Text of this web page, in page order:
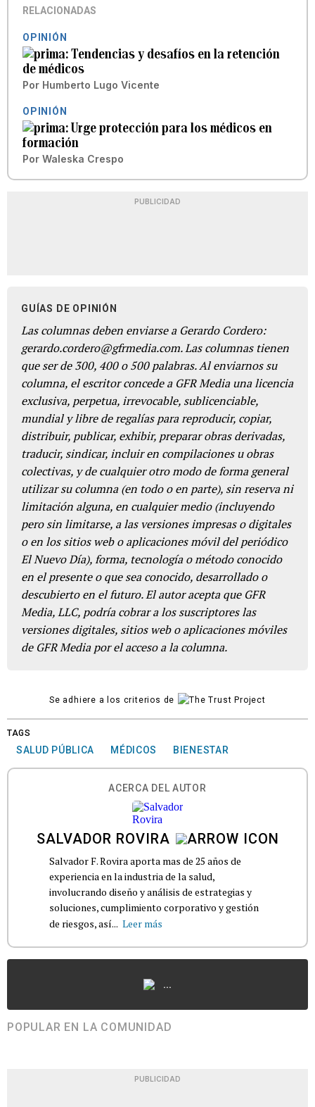
RELACIONADAS
OPINIÓN
Tendencias y desafíos en la retención
de médicos
Por Humberto Lugo Vicente
OPINIÓN
Urge protección para los médicos en
formación
Por Waleska Crespo
PUBLICIDAD
GUÍAS DE OPINIÓN
Las columnas deben enviarse a Gerardo Cordero:
gerardo.cordero@gfrmedia.com. Las columnas tienen
que ser de 300, 400 o 500 palabras. Al enviarnos su
columna, el escritor concede a GFR Media una licencia
exclusiva, perpetua, irrevocable, sublicenciable,
mundial y libre de regalías para reproducir, copiar,
distribuir, publicar, exhibir, preparar obras derivadas,
traducir, sindicar, incluir en compilaciones u obras
colectivas, y de cualquier otro modo de forma general
utilizar su columna (en todo o en parte), sin reserva ni
limitación alguna, en cualquier medio (incluyendo
pero sin limitarse, a las versiones impresas o digitales
o en los sitios web o aplicaciones móvil del periódico
El Nuevo Día), forma, tecnología o método conocido
en el presente o que sea conocido, desarrollado o
descubierto en el futuro. El autor acepta que GFR
Media, LLC, podría cobrar a los suscriptores las
versiones digitales, sitios web o aplicaciones móviles
de GFR Media por el acceso a la columna.
Se adhiere a los criterios de
TAGS
SALUD PÚBLICA MÉDICOS BIENESTAR
ACERCA DEL AUTOR
SALVADOR ROVIRA
Salvador F. Rovira aporta mas de 25 años de
experiencia en la industria de la salud,
involucrando diseño y análisis de estrategias y
soluciones, cumplimiento corporativo y gestión
de riesgos, así... Leer más
...
POPULAR EN LA COMUNIDAD
PUBLICIDAD